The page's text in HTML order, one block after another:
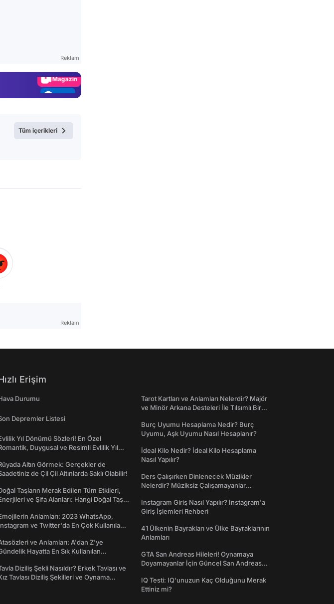
Reklam
Video
Tüm içerikleri
Reklam
Erişim
Durumu
Depremler Listesi
Yıl Dönümü Sözleri! En Özel
Duygusal ve Resimli Evlilik Yıl
Altın Görmek: Gerçekler de
de Çil Çil Altınlarda Saklı Olabilir!
Taşların Merak Edilen Tüm Etkileri,
ve Şifa Alanları: Hangi Doğal Taş
Anlamları: 2023 WhatsApp,
ve Twitter'da En Çok Kullanılan
ve Anlamları: A'dan Z'ye
Hayatta En Sık Kullanılan
Diziliş Şekli Nasıldır? Erkek Tavlası ve
Tavlası Diziliş Şekilleri ve Oynama
Tarot Kartları ve Anlamları Nelerdir? Majör
ve Minör Arkana Desteleri İle Tılsımlı Bir
Burç Uyumu Hesaplama Nedir? Burç
Uyumu, Aşk Uyumu Nasıl Hesaplanır?
İdeal Kilo Nedir? İdeal Kilo Hesaplama
Nasıl Yapılır?
Ders Çalışırken Dinlenecek Müzikler
Nelerdir? Müziksiz Çalışamayanlar
Instagram Giriş Nasıl Yapılır? Instagram'a
Giriş İşlemleri Rehberi
41 Ülkenin Bayrakları ve Ülke Bayraklarının
Anlamları
GTA San Andreas Hileleri! Oynamaya
Doyamayanlar İçin Güncel San Andreas
IQ Testi: IQ'unuzun Kaç Olduğunu Merak
Ettiniz mi?